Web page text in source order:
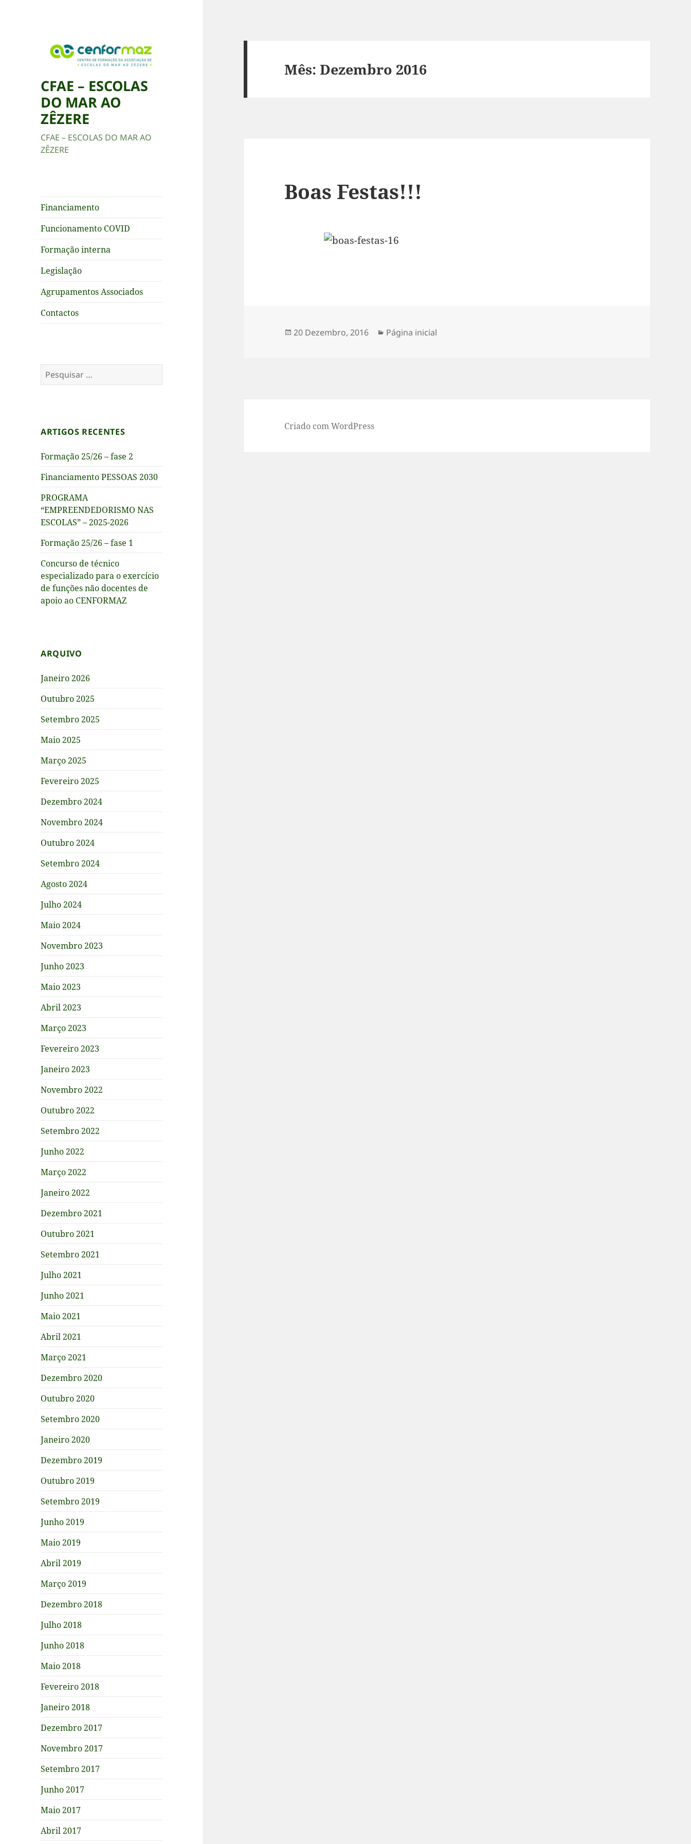
CFAE – ESCOLAS
DO MAR AO
ZÊZERE
CFAE – ESCOLAS DO MAR AO
ZÊZERE
Financiamento
Funcionamento COVID
Formação interna
Legislação
Agrupamentos Associados
Contactos
Pesquisar
por:
ARTIGOS RECENTES
Formação 25/26 – fase 2
Financiamento PESSOAS 2030
PROGRAMA
“EMPREENDEDORISMO NAS
ESCOLAS” – 2025-2026
Formação 25/26 – fase 1
Concurso de técnico
especializado para o exercício
de funções não docentes de
apoio ao CENFORMAZ
ARQUIVO
Janeiro 2026
Outubro 2025
Setembro 2025
Maio 2025
Março 2025
Fevereiro 2025
Dezembro 2024
Novembro 2024
Outubro 2024
Setembro 2024
Agosto 2024
Julho 2024
Maio 2024
Novembro 2023
Junho 2023
Maio 2023
Abril 2023
Março 2023
Fevereiro 2023
Janeiro 2023
Novembro 2022
Outubro 2022
Setembro 2022
Junho 2022
Março 2022
Janeiro 2022
Dezembro 2021
Outubro 2021
Setembro 2021
Julho 2021
Junho 2021
Maio 2021
Abril 2021
Março 2021
Dezembro 2020
Outubro 2020
Setembro 2020
Janeiro 2020
Dezembro 2019
Outubro 2019
Setembro 2019
Junho 2019
Maio 2019
Abril 2019
Março 2019
Dezembro 2018
Julho 2018
Junho 2018
Maio 2018
Fevereiro 2018
Janeiro 2018
Dezembro 2017
Novembro 2017
Setembro 2017
Junho 2017
Maio 2017
Abril 2017
Mês:Dezembro 2016
Boas Festas!!!
Publicado
20 Dezembro, 2016 Categorias
Página inicial
Criado com WordPress